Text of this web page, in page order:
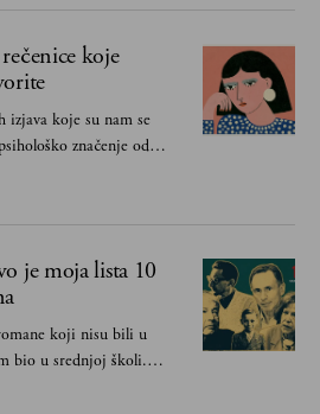
koje
koje su nam se
značenje od
je moja lista 10
koji nisu bili u
bio u srednjoj školi.
već dovoljno